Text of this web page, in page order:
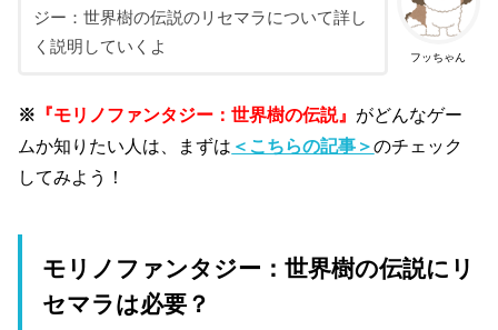
フッちゃん
ジー：世界樹の伝説のリセマラについて詳し
く説明していくよ
※ 『モリノファンタジー：世界樹の伝説』 がどんなゲー
ムか知りたい人は、まずは ＜こちらの記事＞のチェック
してみよう！
モリノファンタジー：世界樹の伝説にリ
セマラは必要？